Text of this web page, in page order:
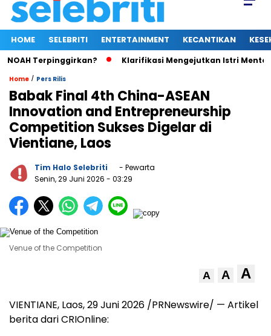
HOME SELEBRITI ENTERTAINMENT KECANTIKAN
Terpinggirkan? Klarifikasi Mengejutkan Istri Menteri
Home / Pers Rilis
Babak Final 4th China-ASEAN
Innovation and Entrepreneurship
Competition Sukses Digelar di
Vientiane, Laos
Tim Halo Selebriti
- Pewarta
Senin, 29 Juni 2026 - 03:29
Venue of the Competition
A A A
VIENTIANE, Laos, 29 Juni 2026 /PRNewswire/ — Artikel
berita dari CRIOnline: